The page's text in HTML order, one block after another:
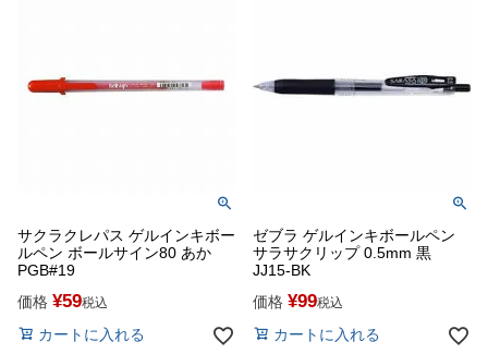
サクラクレパス ゲルインキボー
ルペン ボールサイン80 あか
PGB#19
価格 ¥59税込
カートに入れる
ゼブラ ゲルインキボールペン
サラサクリップ 0.5mm 黒
JJ15-BK
価格 ¥99税込
カートに入れる